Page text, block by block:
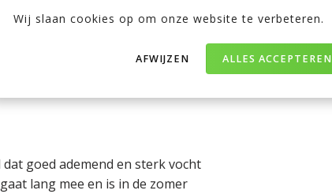
materialen
gemaakt. Ben je nog
past? Wij hebben een overzicht
goed ademend en sterk vocht
lang mee en is in de zomer
Wij slaan cookies op om onze website te verbeteren.
ALLES ACCEPTEREN
AFWIJZEN